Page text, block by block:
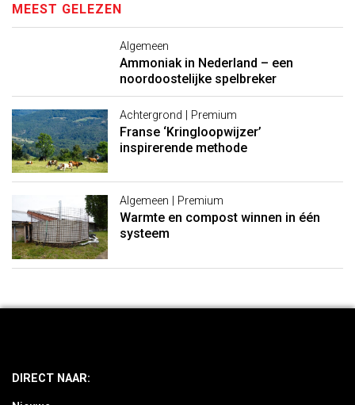
MEEST GELEZEN
Algemeen
Ammoniak in Nederland – een
noordoostelijke spelbreker
Achtergrond | Premium
Franse ‘Kringloopwijzer’
inspirerende methode
Algemeen | Premium
Warmte en compost winnen in één
systeem
DIRECT NAAR: